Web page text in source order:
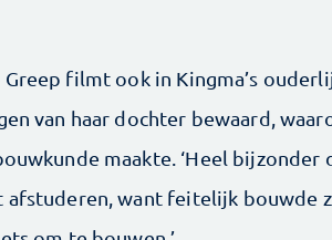
filmt ook in Kingma’s
van haar dochter bewaard,
maakte. ‘Heel bijzonder
afstuderen, want feitelijk bouwde